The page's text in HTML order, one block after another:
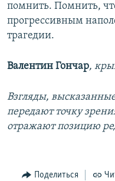
помнить. Помнить,
прогрессивным
трагедии.
Валентин Гончар,
Взгляды,
передают точку
отражают позицию
Поделиться